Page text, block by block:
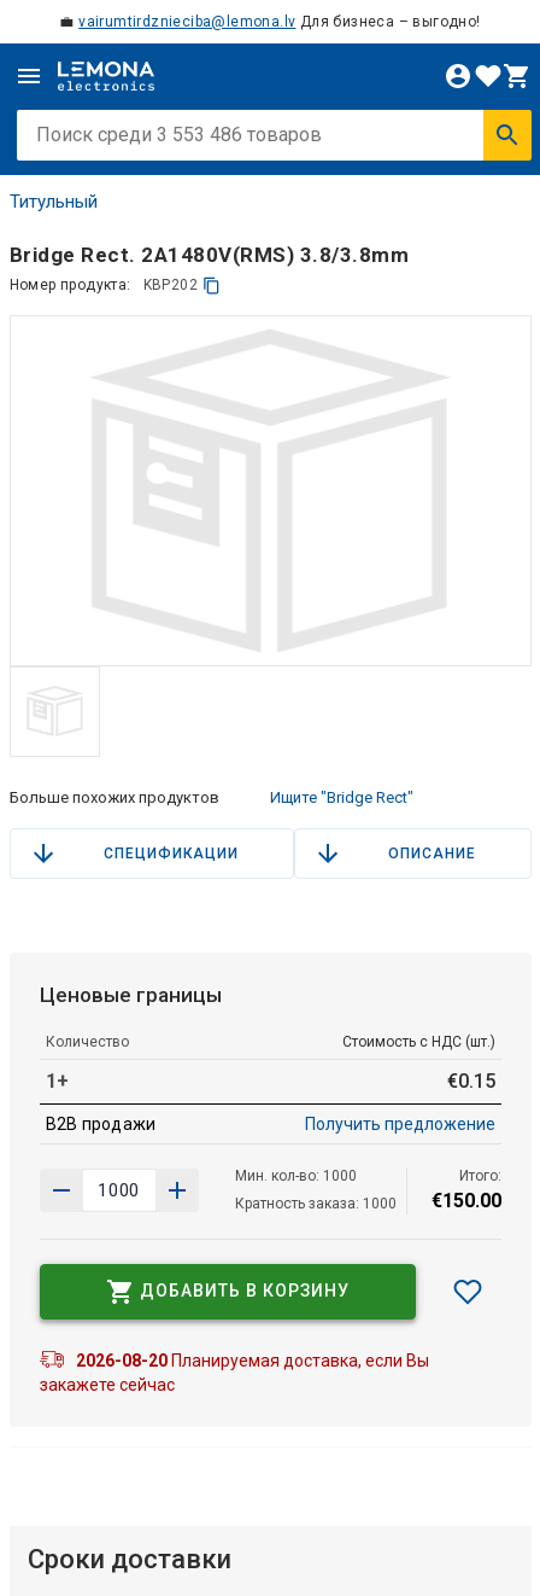
💼vairumtirdznieciba@lemona.lv Для бизнеса – выгодно!
Титульный
Bridge Rect. 2A1480V(RMS) 3.8/3.8mm
Номер продукта: KBP202
Больше похожих продуктов Ищите "Bridge Rect"
СПЕЦИФИКАЦИИ ОПИСАНИЕ
Ценовые границы
Количество Стоимость с НДС (шт.)
1+ €0.15
B2B продажи Получить предложение
Мин. кол-во: 1000
Кратность заказа: 1000
Итого:
€150.00
ДОБАВИТЬ В КОРЗИНУ
2026-08-20Планируемая доставка, если Вы
закажете сейчас
Сроки доставки